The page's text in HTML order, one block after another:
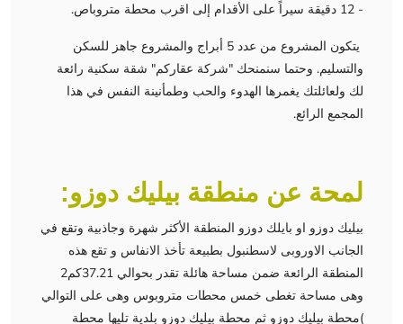
- 12 دقيقة سيراً على الأقدام إلى اقرب محطة متروباص.
يتكون المشروع من عدد 5 أبراج والمشروع جاهز للسكن
والتسليم. وحتما سنمنحك "شركة عقاركم" شقة سكنية رائعة
لك ولعائلتك يغمرها الهدوء والحب وطمأنينة النفس في هذا
المجمع الرائع.
لمحة عن منطقة بيليك دوزو:
بيليك دوزو او بايلك دوزو المنطقة الأكثر شهرة وجاذبية وتقع في
الجانب الاوروبى لاسطنبول بطبيعة تأخذ الانفاس و تقع هذه
المنطقة الرائعة ضمن مساحة هائلة تقدر بحوالي 37.21كم2
وهى مساحة تغطى خمس محطات متروبوس وهى على التوالي
)محطة بيليك دوزو ثم محطة بيليك دوزو بلدية تليها محطة